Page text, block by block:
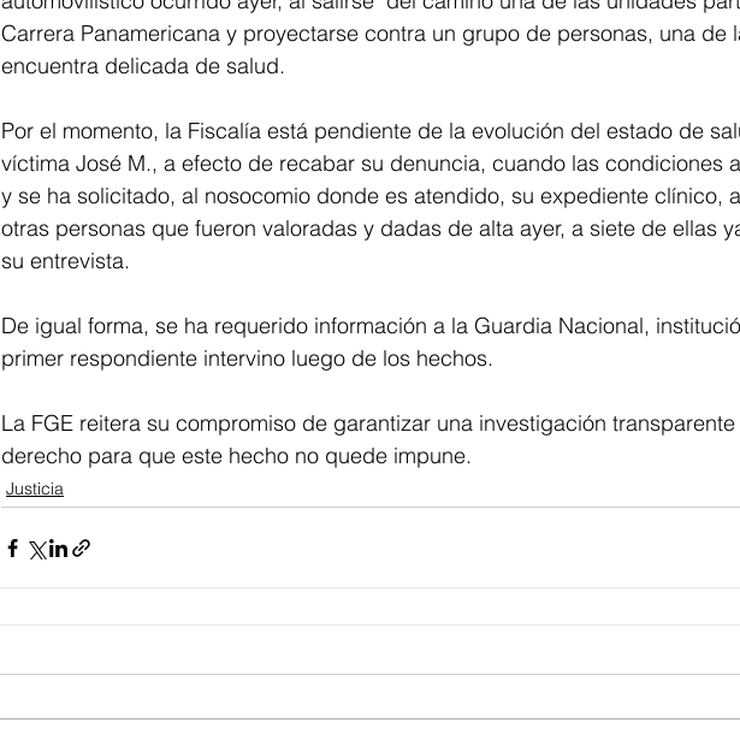
Carrera Panamericana y proyectarse contra un grupo de personas, una de
encuentra delicada de salud.
Por el momento, la Fiscalía está pendiente de la evolución del estado de
víctima José M., a efecto de recabar su denuncia, cuando las condiciones
y se ha solicitado, al nosocomio donde es atendido, su expediente clínico,
otras personas que fueron valoradas y dadas de alta ayer, a siete de ellas
su entrevista.
De igual forma, se ha requerido información a la Guardia Nacional,
primer respondiente intervino luego de los hechos.
La FGE reitera su compromiso de garantizar una investigación
derecho para que este hecho no quede impune.
Justicia